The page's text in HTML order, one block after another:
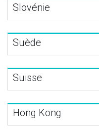
Slovénie
Suède
Suisse
Hong Kong